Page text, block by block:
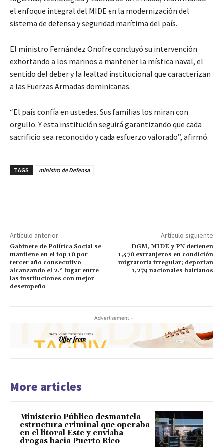
el enfoque integral del MIDE en la modernización del
sistema de defensa y seguridad marítima del país.
El ministro Fernández Onofre concluyó su intervención
exhortando a los marinos a mantener la mística naval, el
sentido del deber y la lealtad institucional que caracterizan
a las Fuerzas Armadas dominicanas.
“El país confía en ustedes. Sus familias los miran con
orgullo. Y esta institución seguirá garantizando que cada
sacrificio sea reconocido y cada esfuerzo valorado”, afirmó.
TAGS ministro de Defensa
Artículo anterior
Gabinete de Política Social se
mantiene en el top 10 por
tercer año consecutivo
alcanzando el 2.° lugar entre
las instituciones con mejor
desempeño
Artículo siguiente
DGM, MIDE y PN detienen
1,470 extranjeros en condición
migratoria irregular; deportan
1,279 nacionales haitianos
- Advertisement -
More articles
Ministerio Público desmantela
estructura criminal que operaba
en el litoral Este y enviaba
drogas hacia Puerto Rico